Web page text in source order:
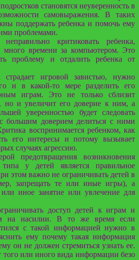
становятся неуверенность в
самовыражения. В таких
поддержать ребенка и помочь ему
проблемами.
критиковать ребенка,
много времени за компьютером. Это
проблему и отдалить ребенка от
игровой завистью, нужно
и в какой-то мере разделить его
играм. Это не только сблизит
но и увеличит его доверие к ним, а
уверенностью будет следовать
большим доверием делиться с ними
воспринимается ребенком, как
его интересы и потому вызывает
случаях агрессию.
возникновения
у детей является правильное
этом важно не ограничивать детей в
запрещать те или иные игры), а
иное занятие или увлечение для
доступ детей к играм и
на насилии. В то же время если
с такой информацией нужно в
ему почему такая информация
он не должен стремиться узнать ее.
того или иного вида информации безо